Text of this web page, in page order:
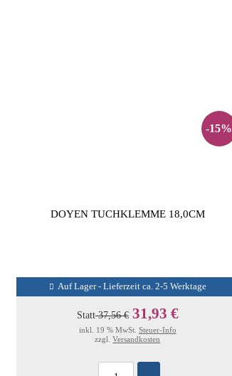
-15%
DOYEN TUCHKLEMME 18,0CM
Auf Lager - Lieferzeit ca. 2-5 Werktage
Statt37,56 € 31,93 €
inkl. 19 % MwSt. Steuer-Info
zzgl.Versandkosten